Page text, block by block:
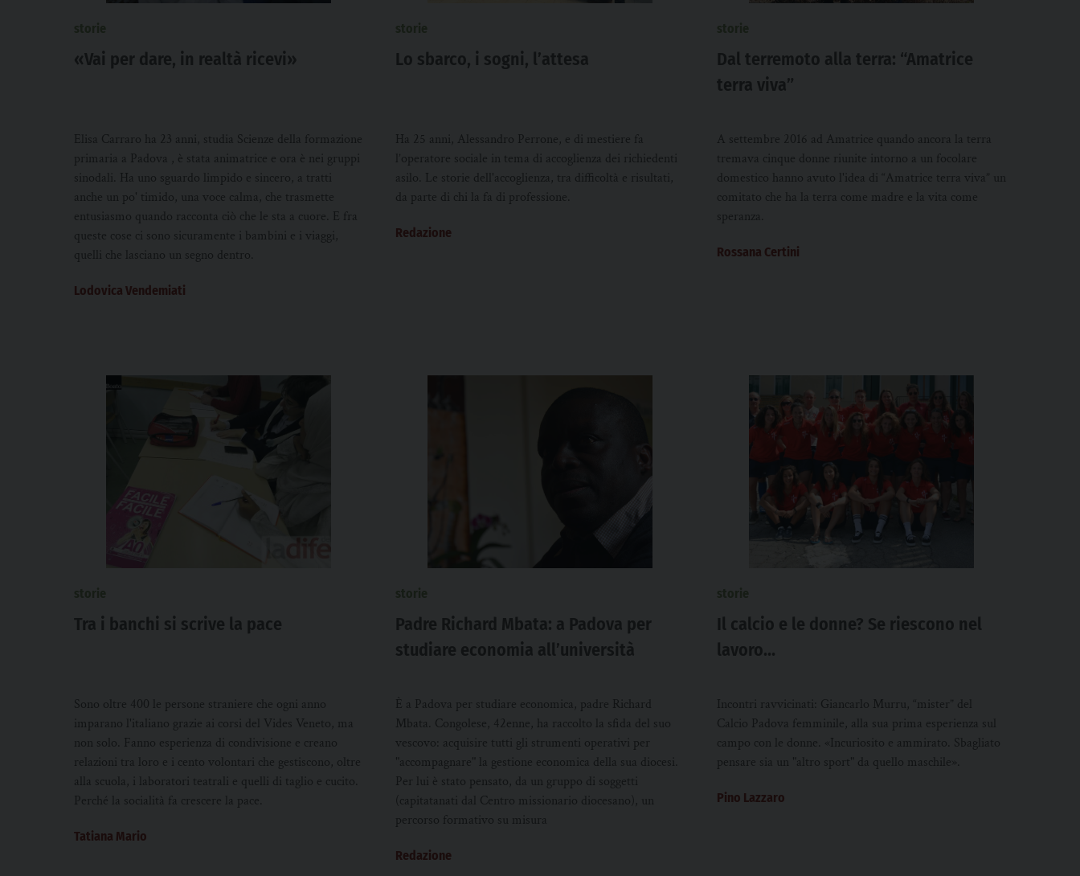
«Vai per dare, in realtà ricevi»
Elisa Carraro ha 23 anni, studia Scienze della formazione
primaria a Padova , è stata animatrice e ora è nei gruppi
sinodali. Ha uno sguardo limpido e sincero, a tratti
anche un po' timido, una voce calma, che trasmette
entusiasmo quando racconta ciò che le sta a cuore. E fra
queste cose ci sono sicuramente i bambini e i viaggi,
quelli che lasciano un segno dentro.
Lodovica Vendemiati
Lo sbarco, i sogni, l’attesa
Ha 25 anni, Alessandro Perrone, e di mestiere fa
l’operatore sociale in tema di accoglienza dei richiedenti
asilo. Le storie dell'accoglienza, tra difficoltà e risultati,
da parte di chi la fa di professione.
Redazione
Dal terremoto alla terra: “Amatrice
terra viva”
A settembre 2016 ad Amatrice quando ancora la terra
tremava cinque donne riunite intorno a un focolare
domestico hanno avuto l'idea di “Amatrice terra viva” un
comitato che ha la terra come madre e la vita come
speranza.
Rossana Certini
Tra i banchi si scrive la pace
Sono oltre 400 le persone straniere che ogni anno
imparano l'italiano grazie ai corsi del Vides Veneto, ma
non solo. Fanno esperienza di condivisione e creano
relazioni tra loro e i cento volontari che gestiscono, oltre
alla scuola, i laboratori teatrali e quelli di taglio e cucito.
Perché la socialità fa crescere la pace.
Tatiana Mario
Padre Richard Mbata: a Padova per
studiare economia all’università
È a Padova per studiare economica, padre Richard
Mbata. Congolese, 42enne, ha raccolto la sfida del suo
vescovo: acquisire tutti gli strumenti operativi per
"accompagnare" la gestione economica della sua diocesi.
Per lui è stato pensato, da un gruppo di soggetti
(capitatanati dal Centro missionario diocesano), un
percorso formativo su misura
Redazione
Il calcio e le donne? Se riescono nel
lavoro…
Incontri ravvicinati: Giancarlo Murru, “mister” del
Calcio Padova femminile, alla sua prima esperienza sul
campo con le donne. «Incuriosito e ammirato. Sbagliato
pensare sia un "altro sport" da quello maschile».
Pino Lazzaro